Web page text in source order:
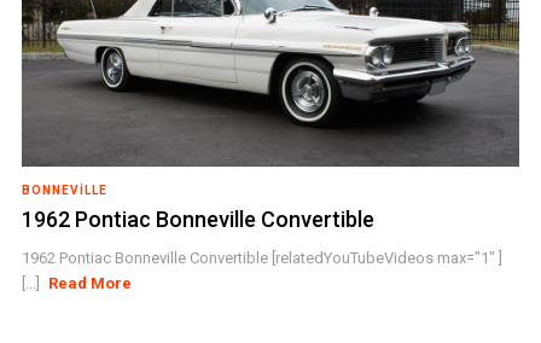
BONNEVILLE
1962 Pontiac Bonneville Convertible
1962 Pontiac Bonneville Convertible [relatedYouTubeVideos max="1" ]
[...]
Read More